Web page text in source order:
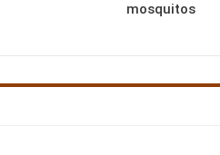
mosquitos